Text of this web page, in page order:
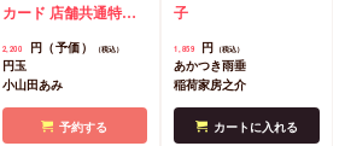
カード 店舗共通特典
2,200 円（予価） （税込）
円玉
小山田あみ
予約する
子
1,859 円 （税込）
あかつき雨垂
稲荷家房之介
カートに入れる